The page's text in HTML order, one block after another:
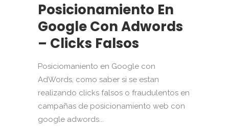
Posicionamiento En
Google Con Adwords
– Clicks Falsos
Posiciomaniento en Google con
AdWords, como saber si se estan
realizando clicks falsos o fraudulentos en
campañas de posicionamiento web con
google adwords...